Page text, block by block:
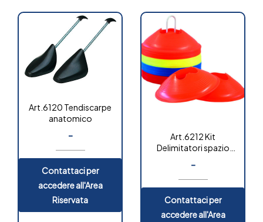
Art.6120 Tendiscarpe
anatomico
-
Contattaci per
accedere all'Area
Riservata
Art.6212 Kit
Delimitatori spazio
-
Contattaci per
accedere all'Area